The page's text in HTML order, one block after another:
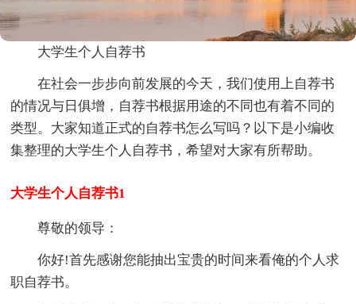
大学生个人自荐书
在社会一步步向前发展的今天，我们使用上自荐书
的情况与日俱增，自荐书根据用途的不同也有着不同的
类型。大家知道正式的自荐书怎么写吗？以下是小编收
集整理的大学生个人自荐书，希望对大家有所帮助。
大学生个人自荐书1
尊敬的领导：
你好!首先感谢您能抽出宝贵的时间来看俺的个人求
职自荐书。